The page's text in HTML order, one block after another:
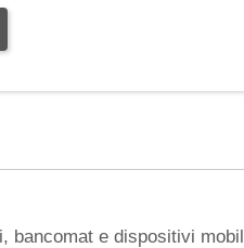
bancomat e dispositivi